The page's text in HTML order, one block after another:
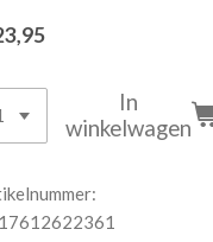
In
winkelwagen